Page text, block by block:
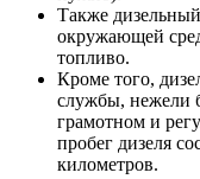
Также
окружающей
топливо.
Кроме того,
службы, нежели
грамотном и
пробег дизеля
километров.